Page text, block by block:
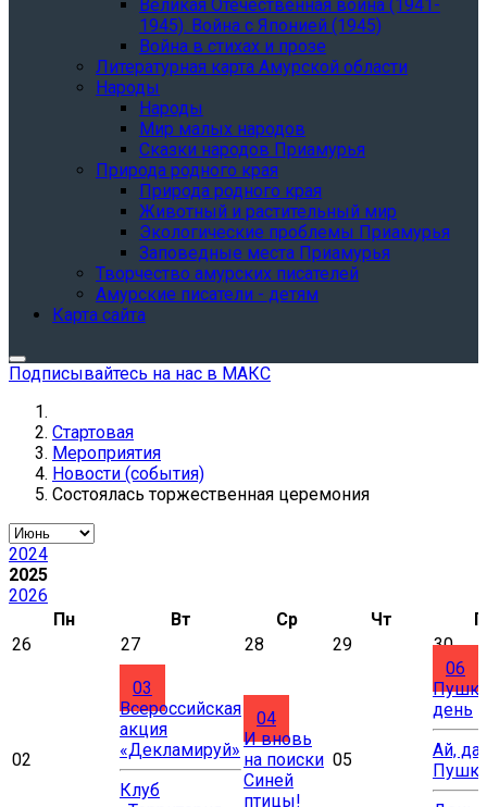
Великая Отечественная война (1941-
1945). Война с Японией (1945)
Война в стихах и прозе
Литературная карта Амурской области
Народы
Народы
Мир малых народов
Сказки народов Приамурья
Природа родного края
Природа родного края
Животный и растительный мир
Экологические проблемы Приамурья
Заповедные места Приамурья
Творчество амурских писателей
Амурские писатели - детям
Карта сайта
Подписывайтесь на нас в МАКС
Стартовая
Мероприятия
Новости (события)
Состоялась торжественная церемония
2024
2025
2026
Пн
Вт Ср Чт
26
27 28 29 30
02
03
Всероссийская
акция
«Декламируй»
Клуб
04
И вновь
на поиски
Синей
птицы!
05
06
день
Ай, да